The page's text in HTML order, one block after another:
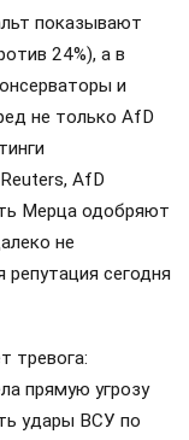
показывают
24%), а в
и
не только AfD
AfD
Мерца одобряют
не
репутация сегодня
тревога:
прямую угрозу
удары ВСУ по